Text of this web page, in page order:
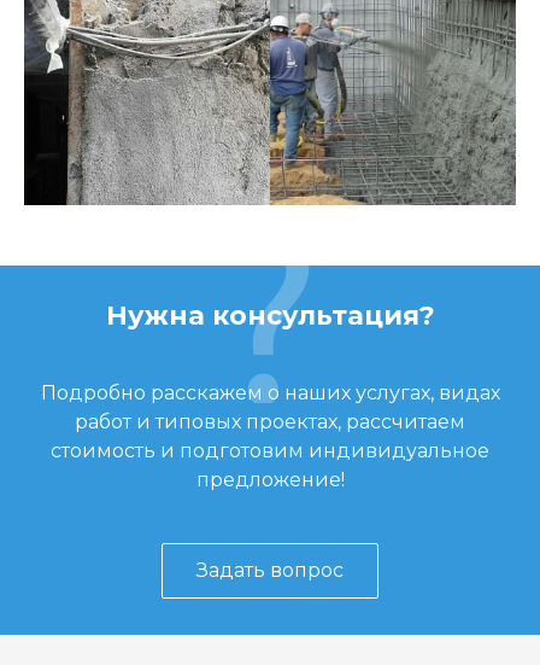
Нужна консультация?
Подробно расскажем о наших услугах, видах
работ и типовых проектах, рассчитаем
стоимость и подготовим индивидуальное
предложение!
Задать вопрос